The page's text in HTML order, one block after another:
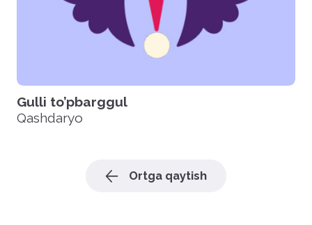
Gulli to’pbarggul
Qashdaryo
Ortga qaytish